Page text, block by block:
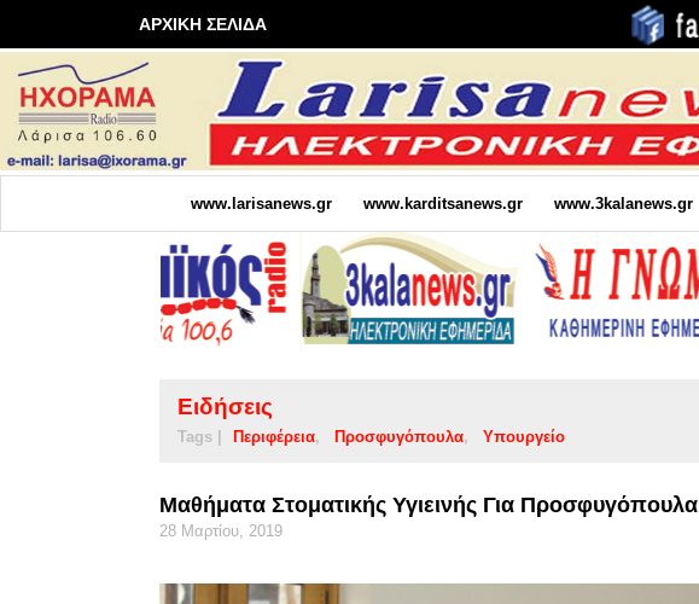
ΑΡΧΙΚΗ ΣΕΛΙΔΑ
www.larisanews.gr www.karditsanews.gr www.3kalanews.gr
Ειδήσεις
Tags | Περιφέρεια Προσφυγόπουλα Υπουργείο
Μαθήματα Στοματικής Υγιεινής Για Προσφυγόπουλα
28 Μαρτίου, 2019